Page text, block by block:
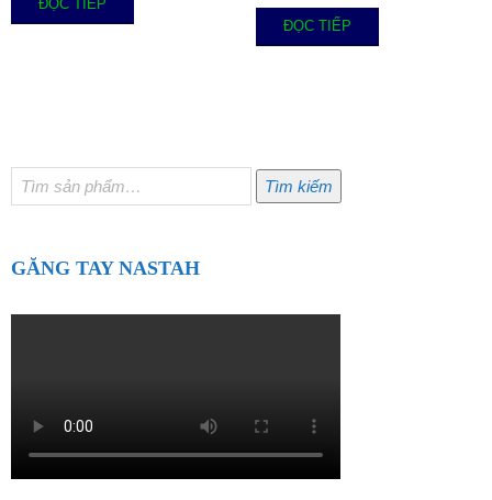
ĐỌC TIẾP
ĐỌC TIẾP
Tìm
kiếm:
Tìm kiếm
GĂNG TAY NASTAH